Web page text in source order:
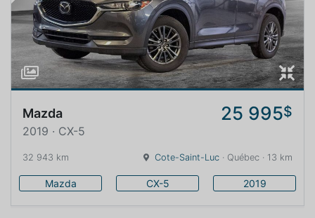
Mazda 25 995$
2019 · CX-5
32 943 km Cote-Saint-Luc · Québec · 13 km
Mazda CX-5 2019